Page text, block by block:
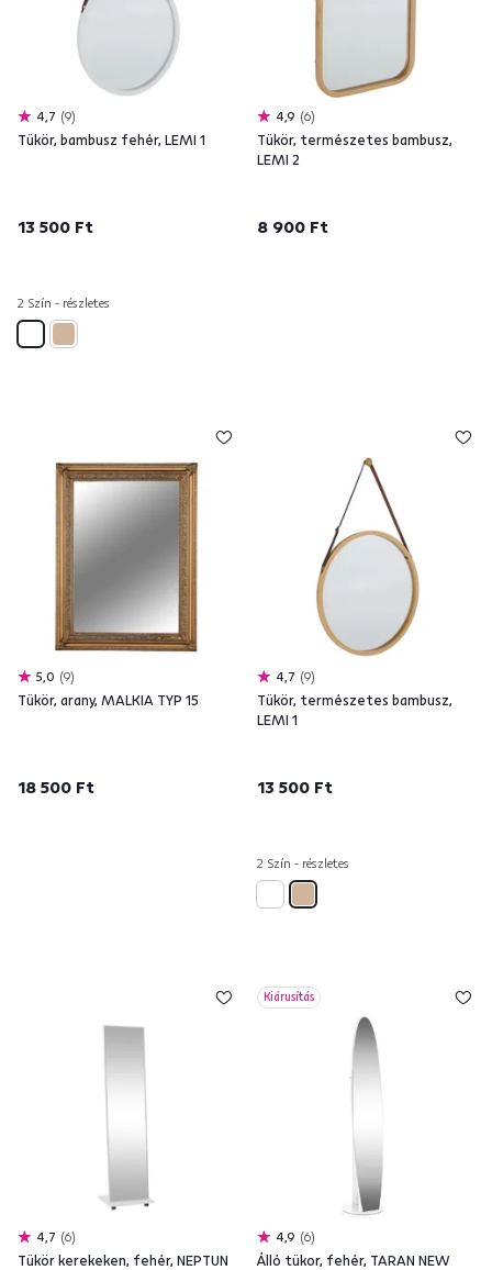
4,7 9
Tükör, bambusz fehér, LEMI 1
13 500 Ft
2 Szín - részletes
4,9 6
Tükör, természetes bambusz,
LEMI 2
8 900 Ft
5,0 9
Tükör, arany, MALKIA TYP 15
18 500 Ft
4,7 9
Tükör, természetes bambusz,
LEMI 1
13 500 Ft
2 Szín - részletes
4,7 6
Tükör kerekeken, fehér, NEPTUN
Kiárusítás
4,9 6
Álló tükor, fehér, TARAN NEW